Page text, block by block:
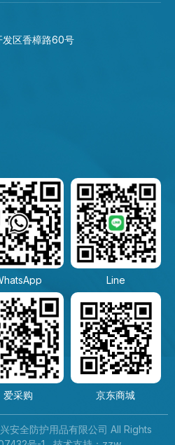
发区香樟路60号
Line
爱采购 京东商城
安全防护用品有限公司 All Rights